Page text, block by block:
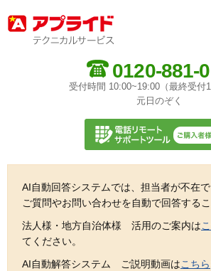
0120-881-
受付時間 10:00~19:00（最終受付
元日のぞく
AI自動回答システムでは、担当者が不在
ご質問やお問い合わせを自動で回答するこ
法人様・地方自治体様 活用のご案内は
てください。
AI自動解答システム ご説明動画はこちら